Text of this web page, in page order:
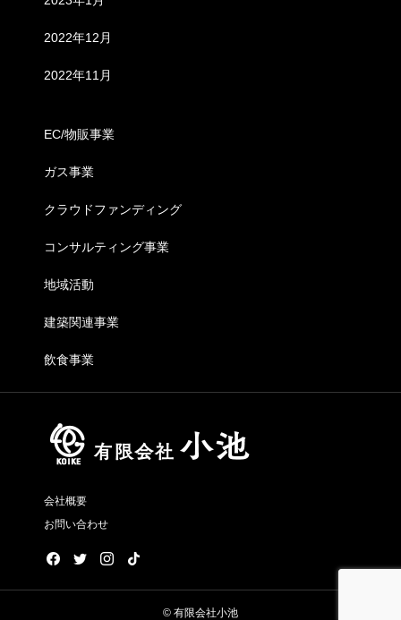
2022年12月
2022年11月
EC/物販事業
ガス事業
クラウドファンディング
コンサルティング事業
地域活動
建築関連事業
飲食事業
会社概要
お問い合わせ
© 有限会社小池